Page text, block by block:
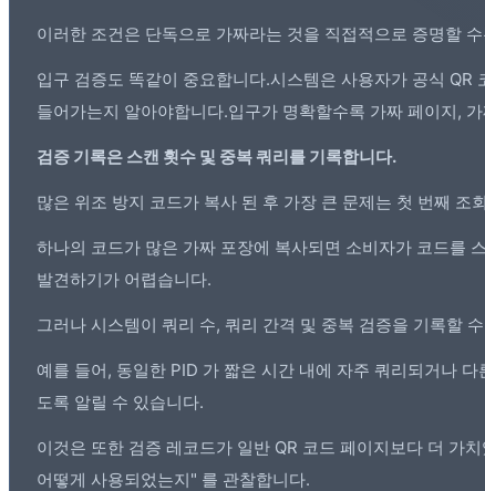
이러한 조건은 단독으로 가짜라는 것을 직접적으로 증명할
입구 검증도 똑같이 중요합니다.시스템은 사용자가 공식
들어가는지 알아야합니다.입구가 명확할수록 가짜 페이지,
검증 기록은 스캔 횟수 및 중복 쿼리를 기록합니다.
많은 위조 방지 코드가 복사 된 후 가장 큰 문제는 첫 번째 조
하나의 코드가 많은 가짜 포장에 복사되면 소비자가 코드를
발견하기가 어렵습니다.
그러나 시스템이 쿼리 수, 쿼리 간격 및 중복 검증을 기록할
예를 들어, 동일한 PID 가 짧은 시간 내에 자주 쿼리되거나
도록 알릴 수 있습니다.
이것은 또한 검증 레코드가 일반 QR 코드 페이지보다 더 가
어떻게 사용되었는지" 를 관찰합니다.